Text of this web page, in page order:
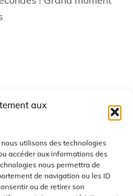
aux
utilisons des technologies
accéder aux informations des
nous permettra de
de navigation ou les ID
ou de retirer son